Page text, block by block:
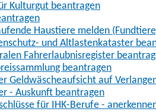
Kulturgut beantragen
Haustiere melden
und Altlastenkataster
Fahrerlaubnisregister
beantragen
Geldwäscheaufsicht auf
- Auskunft beantragen
für IHK-Berufe -